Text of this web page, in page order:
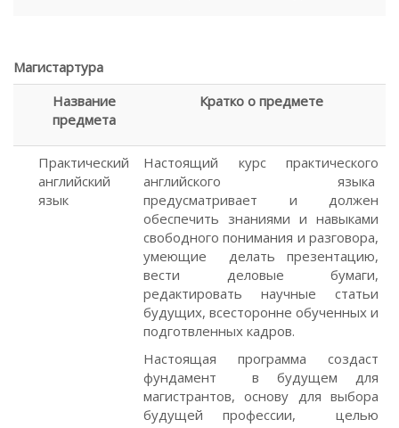
Магистартура
Название
предмета
Кратко о предмете
Практический
английский
язык
Настоящий курс практического
английского языка
предусматривает и должен
обеспечить знаниями и навыками
свободного понимания и разговора,
умеющие делать презентацию,
вести деловые бумаги,
редактировать научные статьи
будущих, всесторонне обученных и
подготвленных кадров.
Настоящая программа создаст
фундамент в будущем для
магистрантов, основу для выбора
будущей профессии, целью